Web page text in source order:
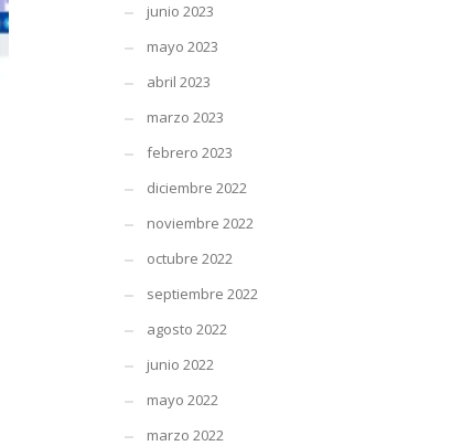
junio 2023
mayo 2023
abril 2023
marzo 2023
febrero 2023
diciembre 2022
noviembre 2022
octubre 2022
septiembre 2022
agosto 2022
junio 2022
mayo 2022
marzo 2022